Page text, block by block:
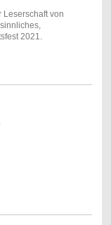
Leserschaft von
2021.